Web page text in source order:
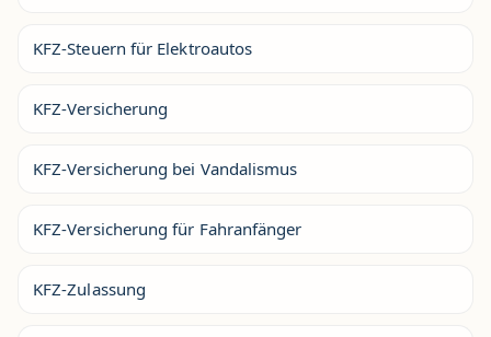
KFZ-Steuern für Elektroautos
KFZ-Versicherung
KFZ-Versicherung bei Vandalismus
KFZ-Versicherung für Fahranfänger
KFZ-Zulassung